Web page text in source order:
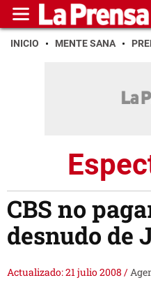
INICIO MENTE SANA
CBS no
desnudo de
Actualizado: 21 julio 2008 /